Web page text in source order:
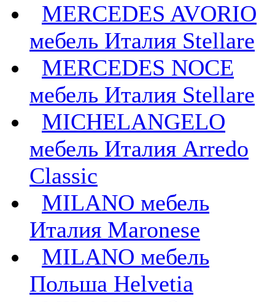
MERCEDES AVORIO
мебель Италия Stellare
MERCEDES NOCE
мебель Италия Stellare
MICHELANGELO
мебель Италия Arredo
Classic
MILANO мебель
Италия Maronese
MILANO мебель
Польша Helvetia